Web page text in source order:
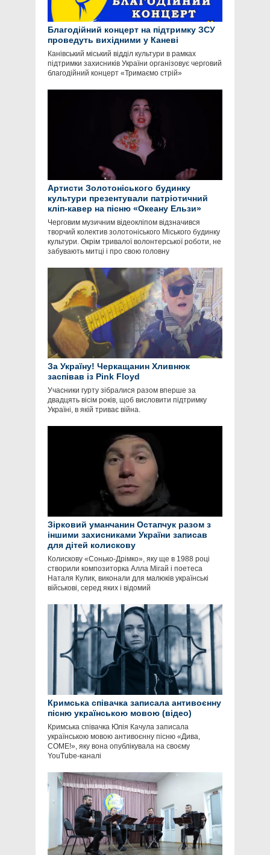
Благодійний концерт на підтримку ЗСУ
проведуть вихідними у Каневі
Канівський міський відділ культури в рамках
підтримки захисників України організовує черговий
благодійний концерт «Тримаємо стрій»
Артисти Золотоніського будинку
культури презентували патріотичний
кліп-кавер на пісню «Океану Ельзи»
Черговим музичним відеокліпом відзначився
творчий колектив золотоніського Міського будинку
культури. Окрім тривалої волонтерської роботи, не
забувають митці і про свою головну
За Україну! Черкащанин Хливнюк
заспівав із Pink Floyd
Учасники гурту зібралися разом вперше за
двадцять вісім років, щоб висловити підтримку
Україні, в якій триває війна.
Зірковий уманчанин Остапчук разом з
іншими захисниками України записав
для дітей колискову
Колискову «Сонько-Дрімко», яку ще в 1988 році
створили композиторка Алла Мігай і поетеса
Наталя Кулик, виконали для малюків українські
військові, серед яких і відомий
Кримська співачка записала антивоєнну
пісню українською мовою (відео)
Кримська співачка Юлія Качула записала
українською мовою антивоєнну пісню «Дива,
COME!», яку вона опублікувала на своєму
YouTube-каналі